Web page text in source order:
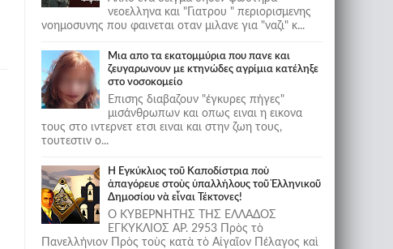
νεοελληνα και "Γιατρου " περιορισμενης
νοημοσυνης που φαινεται οταν μιλανε για "ναζι" κ...
Μια απο τα εκατομμύρια που πανε και
ζευγαρωνουν με κτηνώδες αγρίμια κατέληξε
στο νοσοκομείο
Επισης διαβαζουν "έγκυρες πήγες"
μισάνθρωπων και οπως ειναι η εικονα
τους στο ιντερνετ ετσι ειναι και στην ζωη τους,
τουτεστιν ο...
Ἡ Ἐγκύκλιος τοῦ Καποδίστρια ποὺ
ἀπαγόρευε στοὺς ὑπαλλήλους τοῦ Ἑλληνικοῦ
Δημοσίου νὰ εἶναι Τέκτονες!
Ο ΚΥΒΕΡΝΗΤΗΣ ΤΗΣ ΕΛΛΑΔΟΣ
ΕΓΚΥΚΛΙΟΣ ΑΡ. 2953 Πρὸς τὸ
Πανελλήνιον Πρὸς τοὺς κατὰ τὸ Αἰγαῖον Πέλαγος καὶ